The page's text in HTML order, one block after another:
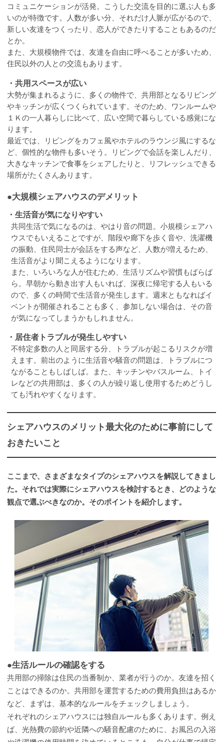
コミュニケーションが活発。こうした交流を目的に選ぶ人も多
いのが特徴です。人数が多い分、それだけ人脈が広がるので、
新しい友達をつくったり、恋人ができたりすることもあるのだ
とか。
また、大規模物件では、友達を自由に呼べることが多いため、
住民以外の人との交流もあります。
・共用スペースが広い
大勢が集まれるように、多くの物件で、共用部となるリビング
やキッチンが広くつくられています。そのため、ワンルームや
１Ｋの一人暮らしに比べて、広い空間で暮らしている感覚にな
ります。
最近では、リビングをカフェ風やホテルのラウンジ風にするな
ど、個性的な物件も多いそう。リビングで会話を楽しんだり、
大きなキッチンで食事をシェアしたりと、リフレッシュできる
場所がたくさんあります。
●大規模シェアハウスのデメリット
・生活音が気になりやすい
共同生活で気になるのは、やはり音の問題。小規模シェアハ
ウスでもいえることですが、階段や廊下を歩く音や、洗濯機
の振動、住民同士が会話をする声など、人数が増えるため、
生活音がより聞こえるようになります。
また、いろいろな人が住むため、生活リズムや習慣もばらば
ら。早朝から動き出す人もいれば、深夜に帰宅する人もいる
ので、多くの時間で生活音が発生します。週末ともなればイ
ベントが開催されることも多く、参加しない場合は、その音
が気になってしまうかもしれません。
・居住者トラブルが発生しやすい
不特定多数の人と同居する分、トラブルが起こるリスクが増
えます。前出のように生活音や騒音の問題は、トラブルにつ
ながることもしばしば。また、キッチンやバスルーム、トイ
レなどの共用部は、多くの人が繰り返し使用するためどうし
ても汚れやすくなります。
シェアハウスのメリット最大化のために事前にして
おきたいこと
ここまで、さまざまなタイプのシェアハウスを解説してきまし
た。それでは実際にシェアハウスを検討するとき、どのような
観点で選ぶべきなのか。そのポイントを紹介します。
●生活ルールの確認をする
共用部の掃除は住民の当番制か、業者が行うのか。友達を招く
ことはできるのか。共用部を運営するための費用負担はあるか
など、まずは、基本的なルールをチェックしましょう。
それぞれのシェアハウスには独自ルールも多くあります。例え
ば、光熱費の節約や近隣への騒音配慮のために、お風呂の入浴